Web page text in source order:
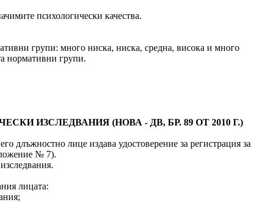
психологически качества.
групи: много ниска, ниска, средна, висока и много
нормативни групи.
ИЗСЛЕДВАНИЯ (НОВА - ДВ, БР. 89 ОТ 2010 Г.)
лице издава удостоверение за регистрация за
№ 7).
лицата: